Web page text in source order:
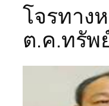
โจรทาง
ต.ค.ทรัพ